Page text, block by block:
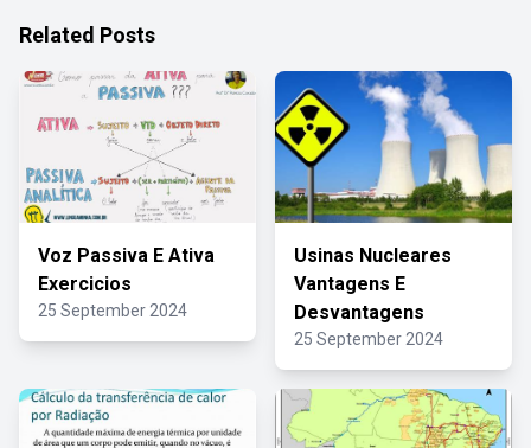
Related Posts
Voz Passiva E Ativa
Exercicios
25 September 2024
Usinas Nucleares
Vantagens E
Desvantagens
25 September 2024